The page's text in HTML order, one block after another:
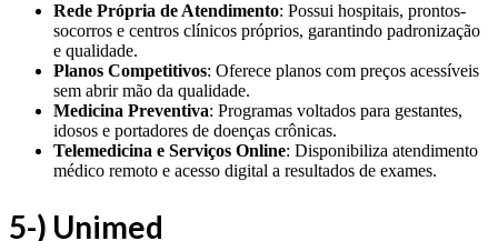
Rede Própria de Atendimento: Possui hospitais, prontos-
socorros e centros clínicos próprios, garantindo padronização
e qualidade.
Planos Competitivos: Oferece planos com preços acessíveis
sem abrir mão da qualidade.
Medicina Preventiva: Programas voltados para gestantes,
idosos e portadores de doenças crônicas.
Telemedicina e Serviços Online: Disponibiliza atendimento
médico remoto e acesso digital a resultados de exames.
5-) Unimed